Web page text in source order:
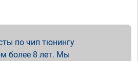
по чип тюнингу
более 8 лет. Мы